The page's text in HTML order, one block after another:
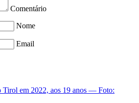
Comentário
Nome
Email